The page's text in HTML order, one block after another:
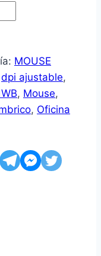
MOUSE
dpi ajustable,
, Mouse,
, Oficina